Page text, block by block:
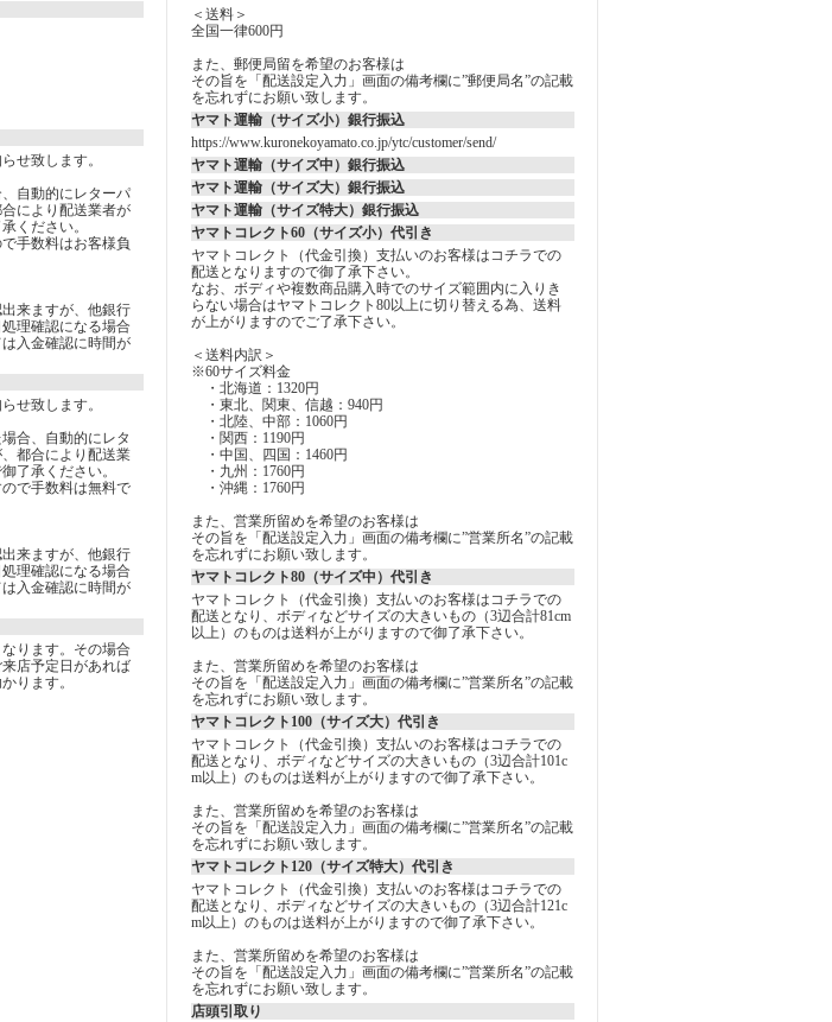
せ致します。
自動的にレターパ
により配送業者が
ください。
手数料はお客様負
来ますが、他銀行
理確認になる場合
入金確認に時間が
せ致します。
合、自動的にレタ
都合により配送業
了承ください。
で手数料は無料で
来ますが、他銀行
理確認になる場合
入金確認に時間が
ります。その場合
店予定日があれば
ります。
＜送料＞
全国一律600円
また、郵便局留を希望のお客様は
その旨を「配送設定入力」画面の備考欄に”郵便局名”の記載
を忘れずにお願い致します。
ヤマト運輸（サイズ小）銀行振込
https://www.kuronekoyamato.co.jp/ytc/customer/send/
ヤマト運輸（サイズ中）銀行振込
ヤマト運輸（サイズ大）銀行振込
ヤマト運輸（サイズ特大）銀行振込
ヤマトコレクト60（サイズ小）代引き
ヤマトコレクト（代金引換）支払いのお客様はコチラでの
配送となりますので御了承下さい。
なお、ボディや複数商品購入時でのサイズ範囲内に入りき
らない場合はヤマトコレクト80以上に切り替える為、送料
が上がりますのでご了承下さい。
＜送料内訳＞
※60サイズ料金
・北海道：1320円
・東北、関東、信越：940円
・北陸、中部：1060円
・関西：1190円
・中国、四国：1460円
・九州：1760円
・沖縄：1760円
また、営業所留めを希望のお客様は
その旨を「配送設定入力」画面の備考欄に”営業所名”の記載
を忘れずにお願い致します。
ヤマトコレクト80（サイズ中）代引き
ヤマトコレクト（代金引換）支払いのお客様はコチラでの
配送となり、ボディなどサイズの大きいもの（3辺合計81cm
以上）のものは送料が上がりますので御了承下さい。
また、営業所留めを希望のお客様は
その旨を「配送設定入力」画面の備考欄に”営業所名”の記載
を忘れずにお願い致します。
ヤマトコレクト100（サイズ大）代引き
ヤマトコレクト（代金引換）支払いのお客様はコチラでの
配送となり、ボディなどサイズの大きいもの（3辺合計101c
m以上）のものは送料が上がりますので御了承下さい。
また、営業所留めを希望のお客様は
その旨を「配送設定入力」画面の備考欄に”営業所名”の記載
を忘れずにお願い致します。
ヤマトコレクト120（サイズ特大）代引き
ヤマトコレクト（代金引換）支払いのお客様はコチラでの
配送となり、ボディなどサイズの大きいもの（3辺合計121c
m以上）のものは送料が上がりますので御了承下さい。
また、営業所留めを希望のお客様は
その旨を「配送設定入力」画面の備考欄に”営業所名”の記載
を忘れずにお願い致します。
店頭引取り